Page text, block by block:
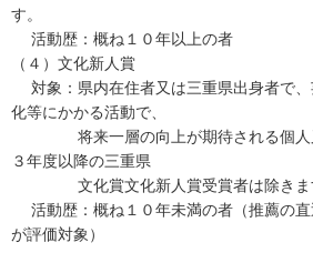
す。
活動歴：概ね１０年以上の者
（４）文化新人賞
対象：県内在住者又は三重県出身者で、
化等にかかる活動で、
将来一層の向上が期待される個人又
３年度以降の三重県
文化賞文化新人賞受賞者は除きま
活動歴：概ね１０年未満の者（推薦の直
が評価対象）